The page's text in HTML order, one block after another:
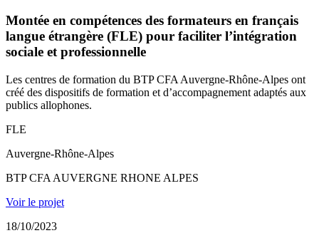
Montée en compétences des formateurs en français
langue étrangère (FLE) pour faciliter l’intégration
sociale et professionnelle
Les centres de formation du BTP CFA Auvergne-Rhône-Alpes ont
créé des dispositifs de formation et d’accompagnement adaptés aux
publics allophones.​
FLE
Auvergne-Rhône-Alpes
BTP CFA AUVERGNE RHONE ALPES
Voir le projet
18/10/2023